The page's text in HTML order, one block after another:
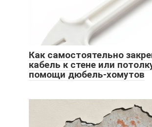
Как самостоятельно
кабель к стене или
помощи дюбель-хомутов